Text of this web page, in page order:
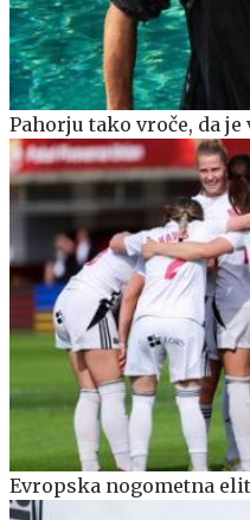
Pahorju tako vroče, da
Evropska nogometna